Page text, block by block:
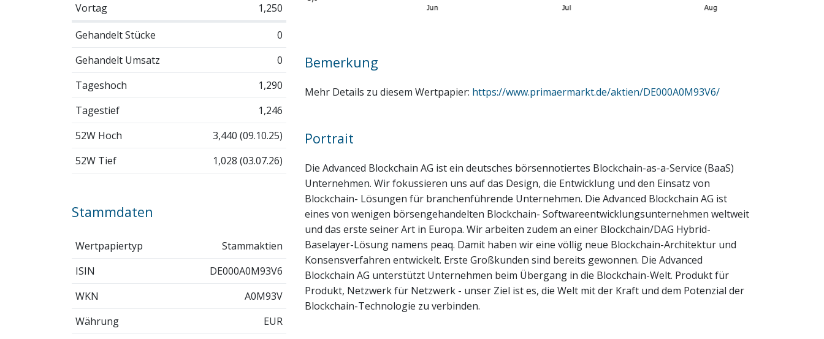
Vortag
1,250
Gehandelt Stücke
0
Gehandelt Umsatz
0
Tageshoch
1,290
Tagestief
1,246
52W Hoch
3,440 (09.10.25)
52W Tief
1,028 (03.07.26)
Stammdaten
Wertpapiertyp
Stammaktien
ISIN
DE000A0M93V6
WKN
A0M93V
Währung
EUR
Bemerkung
Mehr Details zu diesem Wertpapier: https://www.primaermarkt.de/aktien/DE000A0M93V6/
Portrait
Die Advanced Blockchain AG ist ein deutsches börsennotiertes Blockchain-as-a-Service (BaaS)
Unternehmen. Wir fokussieren uns auf das Design, die Entwicklung und den Einsatz von
Blockchain- Lösungen für branchenführende Unternehmen. Die Advanced Blockchain AG ist
eines von wenigen börsengehandelten Blockchain- Softwareentwicklungsunternehmen weltweit
und das erste seiner Art in Europa. Wir arbeiten zudem an einer Blockchain/DAG Hybrid-
Baselayer-Lösung namens peaq. Damit haben wir eine völlig neue Blockchain-Architektur und
Konsensverfahren entwickelt. Erste Großkunden sind bereits gewonnen. Die Advanced
Blockchain AG unterstützt Unternehmen beim Übergang in die Blockchain-Welt. Produkt für
Produkt, Netzwerk für Netzwerk - unser Ziel ist es, die Welt mit der Kraft und dem Potenzial der
Blockchain-Technologie zu verbinden.